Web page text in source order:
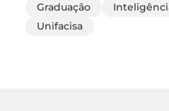
Graduação
Unifacisa